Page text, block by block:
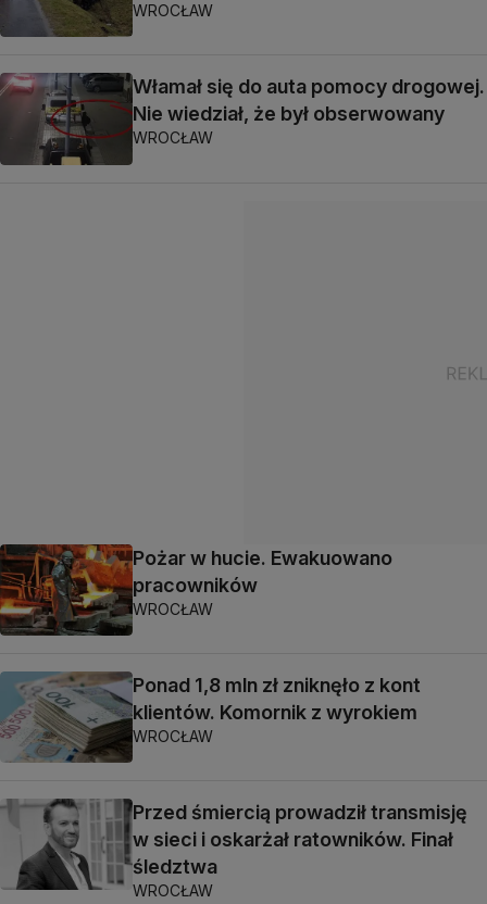
WROCŁAW
Włamał się do auta pomocy drogowej.
Nie wiedział, że był obserwowany
WROCŁAW
Pożar w hucie. Ewakuowano
pracowników
WROCŁAW
Ponad 1,8 mln zł zniknęło z kont
klientów. Komornik z wyrokiem
WROCŁAW
Przed śmiercią prowadził transmisję
w sieci i oskarżał ratowników. Finał
śledztwa
WROCŁAW